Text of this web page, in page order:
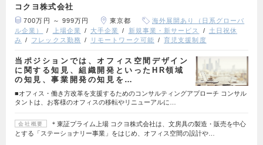
コクヨ株式会社
700万円 ～ 999万円 東京都
海外展開あり（日系グローバ
ル企業）
上場企業 大手企業 新規事業・新サービス
土日祝休
み
フレックス勤務 リモートワーク可能 育児支援制度
当ポジションでは、オフィス空間デザイン
に関する知見、組織開発といったHR領域
の知見、事業開発の知見を…
■オフィス・働き方改革を支援するためのコンサルティングアプローチ コンサル
タントは、お客様のオフィスの移転やリニューアルに…
会社概要
＊東証プライム上場 コクヨ株式会社は、文房具の製造・販売を中心
とする「ステーショナリー事業」をはじめ、オフィス空間の設計や…